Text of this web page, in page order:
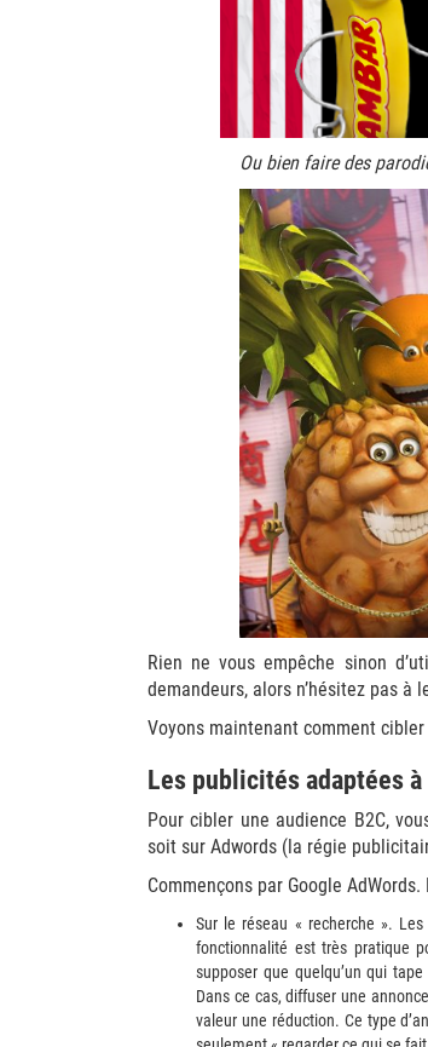
Ou bien faire des
Rien ne vous empêche sinon
demandeurs, alors n’hésitez pas à
Voyons maintenant comment
Les publicités adaptées
Pour cibler une audience B2C,
soit sur Adwords (la régie
Commençons par Google
Sur le réseau « recherche ».
fonctionnalité est très pratique
supposer que quelqu’un qui
Dans ce cas, diffuser une
valeur une réduction. Ce type